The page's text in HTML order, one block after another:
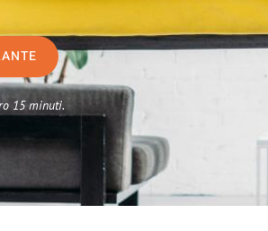
15 minuti.